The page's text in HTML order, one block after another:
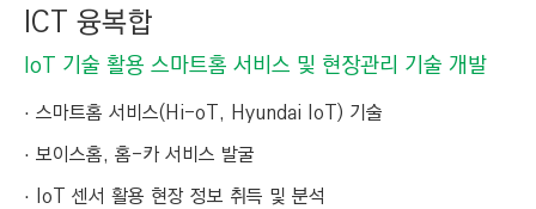
R
U
C
T
ICT 융복합
IoT 기술 활용 스마트홈 서비스 및 현장관리 기술 개발
스마트홈 서비스(Hi-oT, Hyundai IoT) 기술
보이스홈, 홈-카 서비스 발굴
IoT 센서 활용 현장 정보 취득 및 분석